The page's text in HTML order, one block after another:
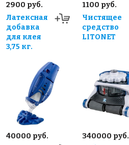
2900 руб.
Латексная
добавка
для клея
3,75 кг.
1100 руб.
Чистящее
средство
LITONET
40000 руб.
340000 руб.